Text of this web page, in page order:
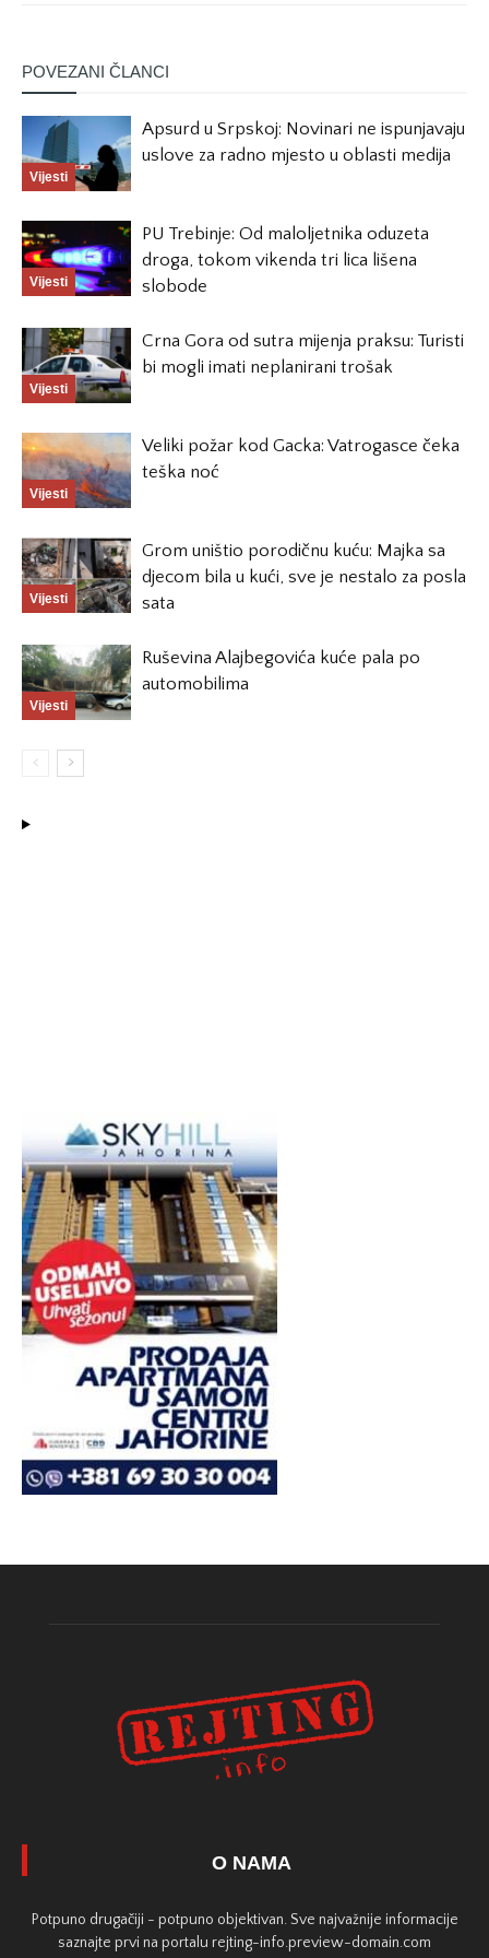
POVEZANI ČLANCI
Vijesti
Apsurd u Srpskoj: Novinari ne ispunjavaju
uslove za radno mjesto u oblasti medija
Vijesti
PU Trebinje: Od maloljetnika oduzeta
droga, tokom vikenda tri lica lišena
slobode
Vijesti
Crna Gora od sutra mijenja praksu: Turisti
bi mogli imati neplanirani trošak
Vijesti
Veliki požar kod Gacka: Vatrogasce čeka
teška noć
Vijesti
Grom uništio porodičnu kuću: Majka sa
djecom bila u kući, sve je nestalo za posla
sata
Vijesti
Ruševina Alajbegovića kuće pala po
automobilima
O NAMA
Potpuno drugačiji - potpuno objektivan. Sve najvažnije informacije
saznajte prvi na portalu rejting-info.preview-domain.com